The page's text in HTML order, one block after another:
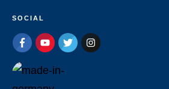
SOCIAL